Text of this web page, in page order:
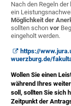
Nach den Regeln
ein
Möglichkeit der
sollten schonvor
eingeholt werden.
https://
wuerzburg.de/
Wollen Sie einen
während Ihres
soll, sollten Sie sich
Zeitpunkt der